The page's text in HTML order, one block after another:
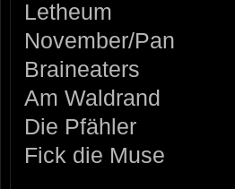
Letheum
November/Pan
Braineaters
Am Waldrand
Die Pfähler
Fick die Muse